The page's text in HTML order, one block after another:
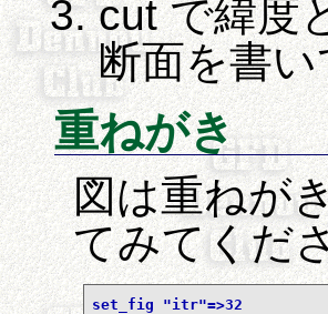
cut で緯度
断面を書
重ねがき
図は重ねが
てみてくだ
set_fig "itr"=>32          # 再